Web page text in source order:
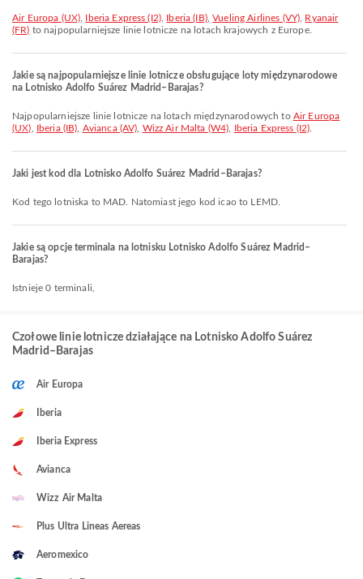
Air Europa (UX) Iberia Express (I2) Iberia (IB),Vueling Airlines (VY) Ryanair
(FR) to najpopularniejsze linie lotnicze na lotach krajowych z Europe.
Jakie są najpopularniejsze linie lotnicze obsługujące loty międzynarodowe
na Lotnisko Adolfo Suárez Madrid–Barajas?
Najpopularniejsze linie lotnicze na lotach międzynarodowych to Air Europa
(UX)
Iberia (IB) Avianca (AV) Wizz Air Malta (W4) Iberia Express (I2)
Jaki jest kod dla Lotnisko Adolfo Suárez Madrid–Barajas?
Kod tego lotniska to MAD. Natomiast jego kod icao to LEMD.
Jakie są opcje terminala na lotnisku Lotnisko Adolfo Suárez Madrid–
Barajas?
Istnieje 0 terminali,
Czołowe linie lotnicze działające na Lotnisko Adolfo Suárez
Madrid–Barajas
Air Europa
Iberia
Iberia Express
Avianca
Wizz Air Malta
Plus Ultra Lineas Aereas
Aeromexico